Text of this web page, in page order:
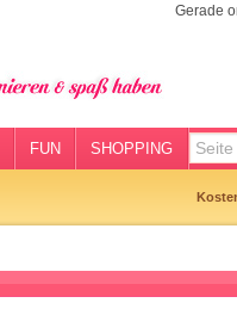
Gerade
FUN SHOPPING